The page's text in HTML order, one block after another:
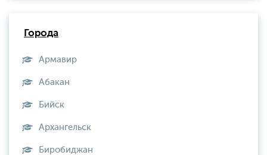
Города
Армавир
Абакан
Бийск
Архангельск
Биробиджан